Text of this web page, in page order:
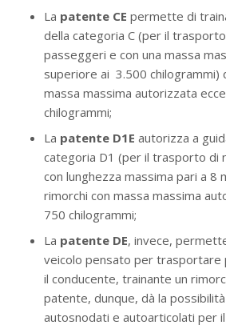
La patente CE permette di
della categoria C (per il
passeggeri e con una massa
superiore ai 3.500 chilogrammi)
massa massima autorizzata
chilogrammi;
La patente D1E autorizza a
categoria D1 (per il trasporto di
con lunghezza massima pari a 8
rimorchi con massa massima
750 chilogrammi;
La patente DE, invece,
veicolo pensato per trasportare
il conducente, trainante un
patente, dunque, dà la
autosnodati e autoarticolati per